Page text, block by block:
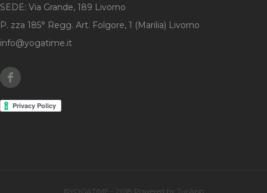
SEDE: Via Grande, 189 Livorno
P. zza 185° Regg. Art. Folgore, 1 (Marilia) Livorno
info@yogatime.it
©YOGATIME - 2018 Powered by TurApp